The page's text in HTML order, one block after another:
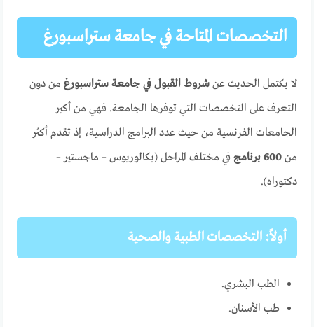
التخصصات المتاحة في جامعة ستراسبورغ
لا يكتمل الحديث عنشروط القبول في جامعة ستراسبورغ من دون
التعرف على التخصصات التي توفرها الجامعة. فهي من أكبر
الجامعات الفرنسية من حيث عدد البرامج الدراسية، إذ تقدم أكثر
من600 برنامج
في مختلف المراحل (بكالوريوس – ماجستير –
دكتوراه).
أولاً: التخصصات الطبية والصحية
الطب البشري.
طب الأسنان.